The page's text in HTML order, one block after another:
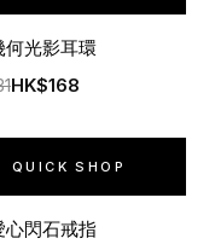
何光影耳環
HK$168
QUICK SHOP
心閃石戒指